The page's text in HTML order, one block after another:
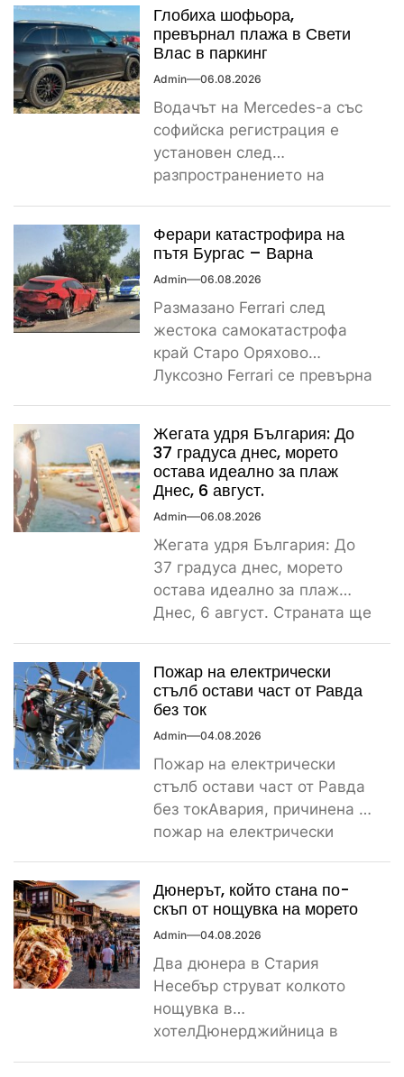
Глобиха шофьора,
превърнал плажа в Свети
Влас в паркинг
Admin 06.08.2026
Водачът на Mercedes-а със
софийска регистрация е
установен след
разпространението на
1000...
Ферари катастрофира на
пътя Бургас – Варна
Admin 06.08.2026
Размазано Ferrari след
жестока самокатастрофа
край Старо Оряхово
Луксозно Ferrari се превърна
сутрин...
Жегата удря България: До
37 градуса днес, морето
остава идеално за плаж
Днес, 6 август.
Admin 06.08.2026
Жегата удря България: До
37 градуса днес, морето
остава идеално за плаж
Днес, 6 август. Страната ще
Пожар на електрически
стълб остави част от Равда
без ток
Admin 04.08.2026
Пожар на електрически
стълб остави част от Равда
без токАвария, причинена от
пожар на електрически
Дюнерът, който стана по-
скъп от нощувка на морето
Admin 04.08.2026
Два дюнера в Стария
Несебър струват колкото
нощувка в
хотелДюнерджийница в